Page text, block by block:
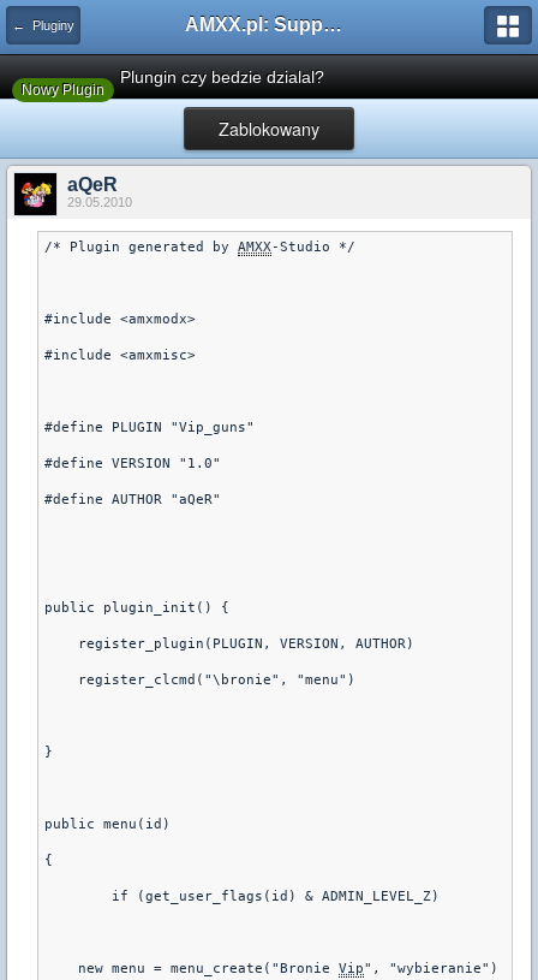
← Pluginy AMXX.pl: Support AMX Mod X i SourceMod
Nowy Plugin
Plungin czy bedzie dzialal?
Zablokowany
aQeR
29.05.2010
/* Plugin generated by AMXX-Studio */
#include <amxmodx>
#include <amxmisc>
#define PLUGIN "Vip_guns"
#define VERSION "1.0"
#define AUTHOR "aQeR"
public plugin_init() {
    register_plugin(PLUGIN, VERSION, AUTHOR)
    register_clcmd("\bronie", "menu")
}
public menu(id)
{
	if (get_user_flags(id) & ADMIN_LEVEL_Z)
    new menu = menu_create("Bronie
Vip", "wybieranie")